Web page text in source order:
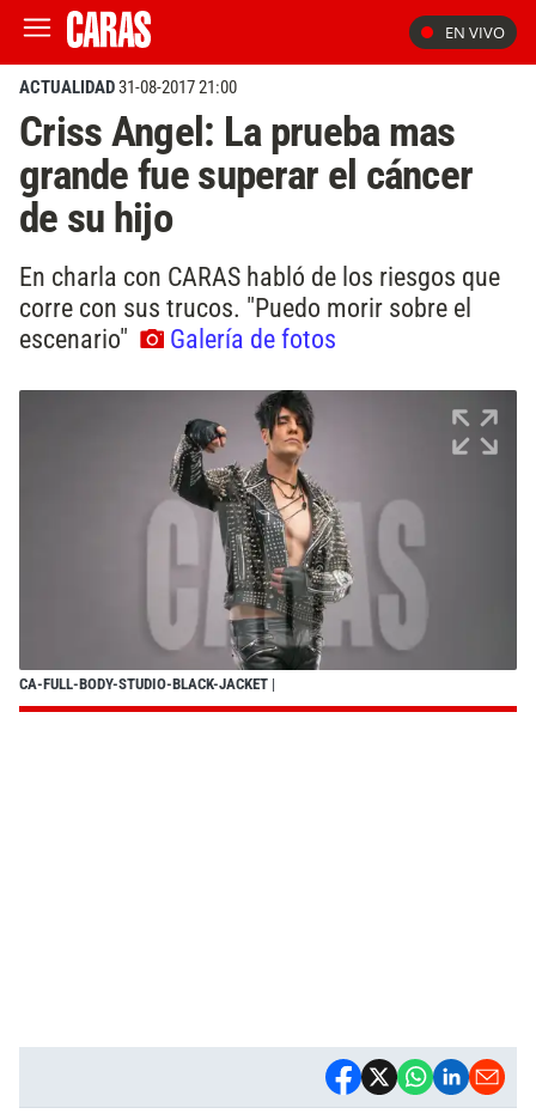
EN VIVO
ACTUALIDAD31-08-2017 21:00
Criss Angel: La prueba mas
grande fue superar el cáncer
de su hijo
En charla con CARAS habló de los riesgos que
corre con sus trucos. "Puedo morir sobre el
escenario"
Galería de fotos
CA-FULL-BODY-STUDIO-BLACK-JACKET |